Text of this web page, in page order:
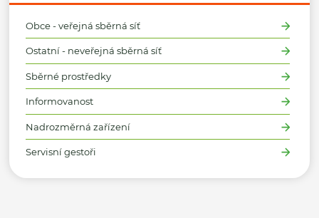
Obce - veřejná sběrná síť
Ostatní - neveřejná sběrná síť
Sběrné prostředky
Informovanost
Nadrozměrná zařízení
Servisní gestoři